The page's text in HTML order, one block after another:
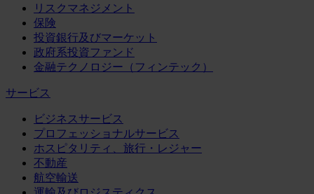
リスクマネジメント
保険
投資銀行及びマーケット
政府系投資ファンド
金融テクノロジー（フィンテック）
サービス
ビジネスサービス
プロフェッショナルサービス
ホスピタリティ、旅行・レジャー
不動産
航空輸送